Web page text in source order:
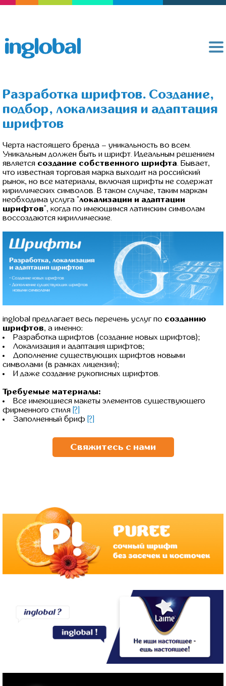
Разработка шрифтов. Создание,
подбор, локализация и адаптация
шрифтов
Черта настоящего бренда – уникальность во всем.
Уникальным должен быть и шрифт. Идеальным решением
является создание собственного шрифта . Бывает,
что известная торговая марка выходит на российский
рынок, но все материалы, включая шрифты не содержат
кириллических символов. В таком случае, таким маркам
необходима услуга "локализации и адаптации
шрифтов", когда по имеющимся латинским символам
воссоздаются кириллические.
inglobal предлагает весь перечень услуг по созданию
шрифтов, а именно:
Разработка шрифтов (создание новых шрифтов);
Локализация и адаптация шрифтов;
Дополнение существующих шрифтов новыми
символами (в рамках лицензии);
И даже создание рукописных шрифтов.
Требуемые материалы:
Все имеющиеся макеты элементов существующего
фирменного стиля [?]
Заполненный бриф [?]
Свяжитесь с нами